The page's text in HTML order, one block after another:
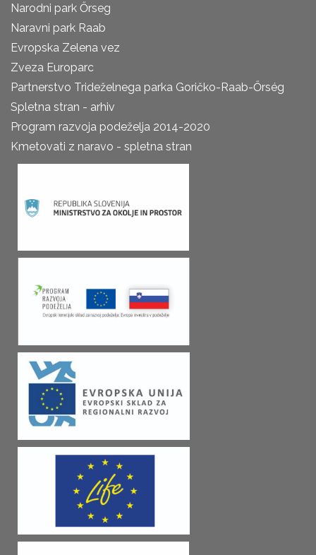
Narodni park Őrseg
Naravni park Raab
Evropska Zelena vez
Zveza Europarc
Partnerstvo Trideželnega parka Goričko-Raab-Őrség
Spletna stran - arhiv
Program razvoja podeželja 2014-2020
Kmetovati z naravo - spletna stran